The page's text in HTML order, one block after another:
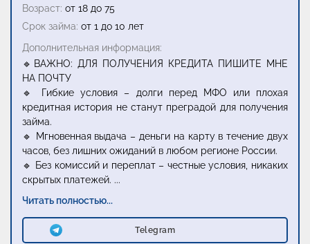
Возраст: от 18 до 75
Срок займа: от 1 до 10 лет
Дополнительная информация:
🔹ВАЖНО: ДЛЯ ПОЛУЧЕНИЯ КРЕДИТА ПИШИТЕ МНЕ
НА ПОЧТУ
🔹 Гибкие условия – долги перед МФО или плохая
кредитная история не станут преградой для получения
займа.
🔹 Мгновенная выдача – деньги на карту в течение двух
часов, без лишних ожиданий в любом регионе России.
🔹 Без комиссий и переплат – честные условия, никаких
скрытых платежей. ...
Читать полностью...
Telegram